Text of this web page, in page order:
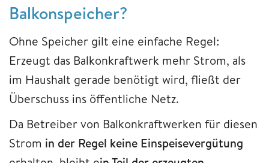
Balkonspeicher?
Ohne Speicher gilt eine einfache Regel:
Erzeugt das Balkonkraftwerk mehr Strom, als
im Haushalt gerade benötigt wird, fließt der
Überschuss ins öffentliche Netz.
Da Betreiber von Balkonkraftwerken für diesen
Strom in der Regel keine Einspeisevergütung